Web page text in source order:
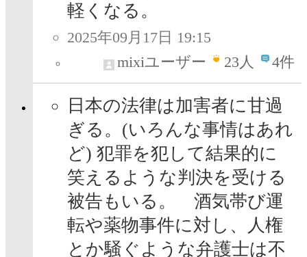
軽くなる。
2025年09月17日 19:15
mixiユーザー
23人 4件
日本の法律は加害者に甘過
ぎる。(いろんな事情はあれ
ど) 犯罪を犯して結果的に
笑えるような判決を受ける
被告もいる。 酒気帯び運
転や薬物事件に対し、人権
とか騒ぐような弁護士は不